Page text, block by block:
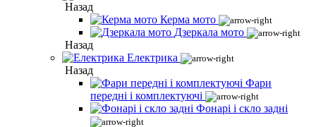
Назад
Керма мото
Дзеркала мото
Назад
Електрика
Назад
Фари
передні і комплектуючі
Фонарі і скло задні